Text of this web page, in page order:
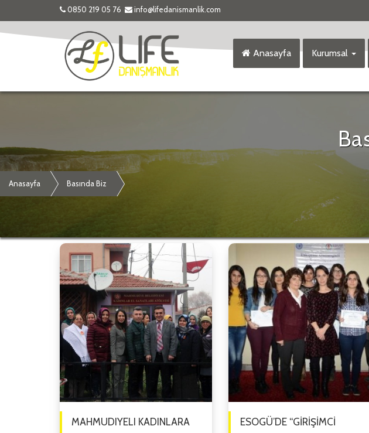
0850 219 05 76 info@lifedanismanlik.com
Anasayfa Kurumsal
Anasayfa Basında Biz
MAHMUDIYELI KADINLARA
ESOGÜ’DE “GİRİŞİMCİ